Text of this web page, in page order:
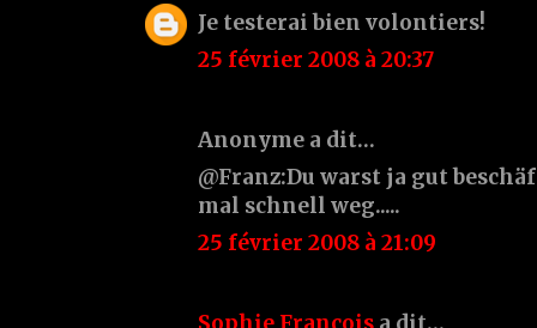
Je testerai bien volontiers!
25 février 2008 à 20:37
Anonyme a dit…
@Franz:Du warst ja gut
mal schnell weg.....
25 février 2008 à 21:09